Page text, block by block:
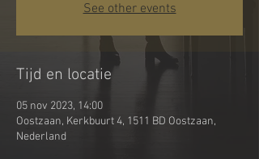
See other events
Tijd en locatie
05 nov 2023, 14:00
Oostzaan, Kerkbuurt 4, 1511 BD Oostzaan,
Nederland